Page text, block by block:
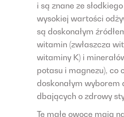
i są znane ze
wysokiej wartości
są doskonałym
witamin (zwłaszcza
witaminy K) i
potasu i magnezu), co
doskonałym wyborem
dbających o zdrowy
Te małe owoce mają